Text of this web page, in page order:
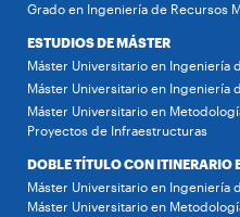
Grado en Ingeniería de Recursos
ESTUDIOS DE MÁSTER
Máster Universitario en Ingeniería
Máster Universitario en Ingeniería
Máster Universitario en
Proyectos de Infraestructuras
DOBLE TÍTULO CON ITINERARIO
Máster Universitario en Ingeniería
Máster Universitario en